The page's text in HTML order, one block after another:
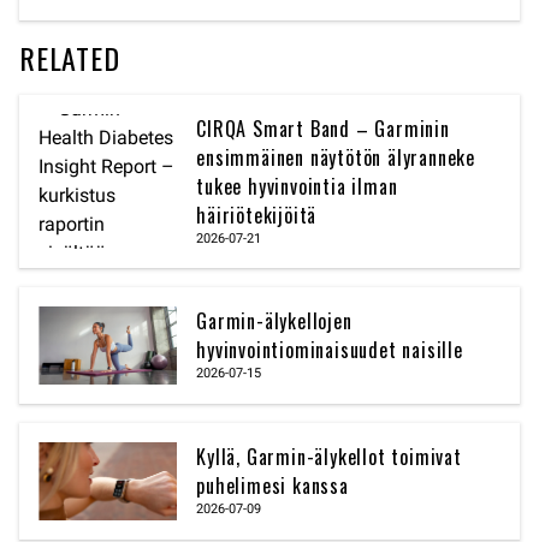
RELATED
CIRQA Smart Band – Garminin
ensimmäinen näytötön älyranneke
tukee hyvinvointia ilman
häiriötekijöitä
2026-07-21
Garmin-älykellojen
hyvinvointiominaisuudet naisille
2026-07-15
Kyllä, Garmin-älykellot toimivat
puhelimesi kanssa
2026-07-09